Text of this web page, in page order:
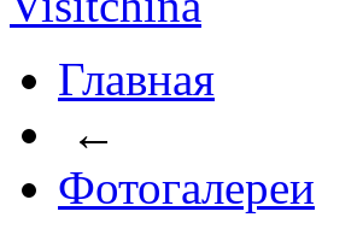
Главная
←
Фотогалереи